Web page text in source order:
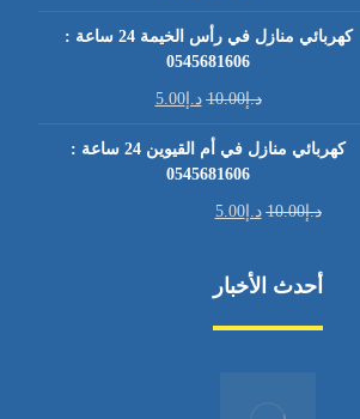
كهربائي منازل في رأس الخيمة 24 ساعة :
0545681606
د.إ10.00 د.إ5.00
كهربائي منازل في أم القيوين 24 ساعة :
0545681606
د.إ10.00 د.إ5.00
أحدث الأخبار